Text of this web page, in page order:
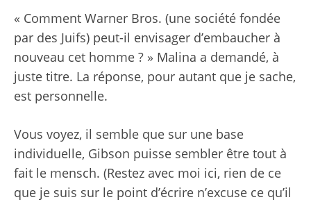
« Comment Warner Bros. (une société fondée
par des Juifs) peut-il envisager d’embaucher à
nouveau cet homme ? » Malina a demandé, à
juste titre. La réponse, pour autant que je sache,
est personnelle.
Vous voyez, il semble que sur une base
individuelle, Gibson puisse sembler être tout à
fait le mensch. (Restez avec moi ici, rien de ce
que je suis sur le point d’écrire n’excuse ce qu’il